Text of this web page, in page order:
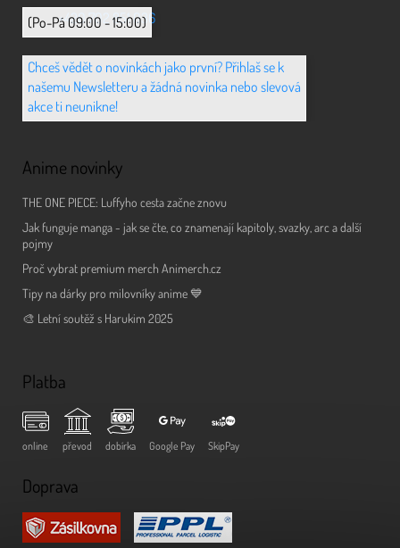
+420 702 851 036
(Po-Pá 09:00 - 15:00)
Chceš vědět o novinkách jako první? Přihlaš se k
našemu Newsletteru a žádná novinka nebo slevová
akce ti neunikne!
Anime novinky
THE ONE PIECE: Luffyho cesta začne znovu
Jak funguje manga - jak se čte, co znamenají kapitoly, svazky, arc a další
pojmy
Proč vybrat premium merch Animerch.cz
Tipy na dárky pro milovníky anime 💙
🎨 Letní soutěž s Harukim 2025
Platba
online převod dobírka Google Pay SkipPay
Doprava